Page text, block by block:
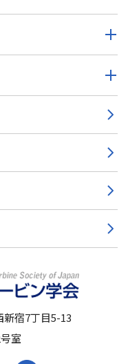
新宿7丁目5-13
室